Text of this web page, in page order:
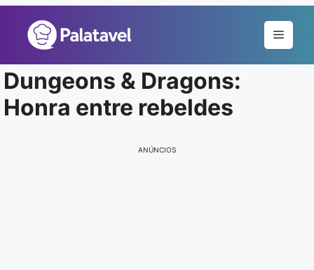
conteúdo
Menu
Dungeons & Dragons:
Honra entre rebeldes
ANÚNCIOS